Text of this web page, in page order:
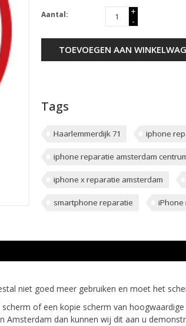
Aantal:
+
-
TOEVOEGEN AAN
Tags
Haarlemmerdijk 71 iphone
iphone reparatie amsterdam
iphone x reparatie amsterdam
smartphone reparatie iPhone
niet goed meer gebruiken en moet het
of een kopie scherm van
Amsterdam dan kunnen wij dit aan u